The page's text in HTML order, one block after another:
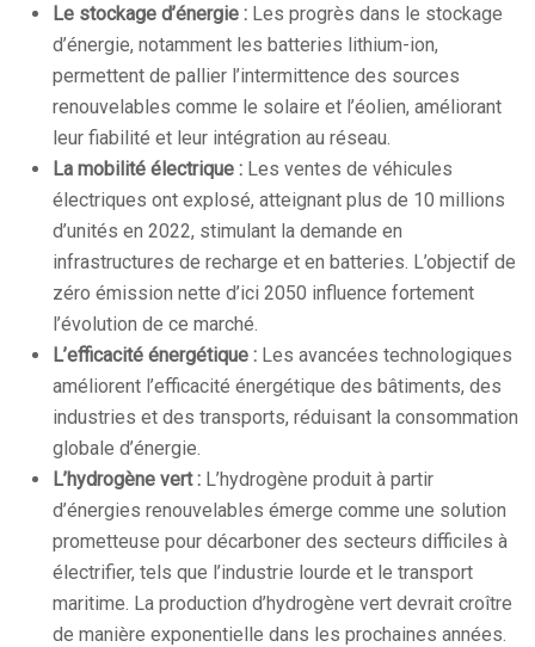
Le stockage d’énergie : Les progrès dans le stockage
d’énergie, notamment les batteries lithium-ion,
permettent de pallier l’intermittence des sources
renouvelables comme le solaire et l’éolien, améliorant
leur fiabilité et leur intégration au réseau.
La mobilité électrique : Les ventes de véhicules
électriques ont explosé, atteignant plus de 10 millions
d’unités en 2022, stimulant la demande en
infrastructures de recharge et en batteries. L’objectif de
zéro émission nette d’ici 2050 influence fortement
l’évolution de ce marché.
L’efficacité énergétique : Les avancées technologiques
améliorent l’efficacité énergétique des bâtiments, des
industries et des transports, réduisant la consommation
globale d’énergie.
L’hydrogène vert : L’hydrogène produit à partir
d’énergies renouvelables émerge comme une solution
prometteuse pour décarboner des secteurs difficiles à
électrifier, tels que l’industrie lourde et le transport
maritime. La production d’hydrogène vert devrait croître
de manière exponentielle dans les prochaines années.